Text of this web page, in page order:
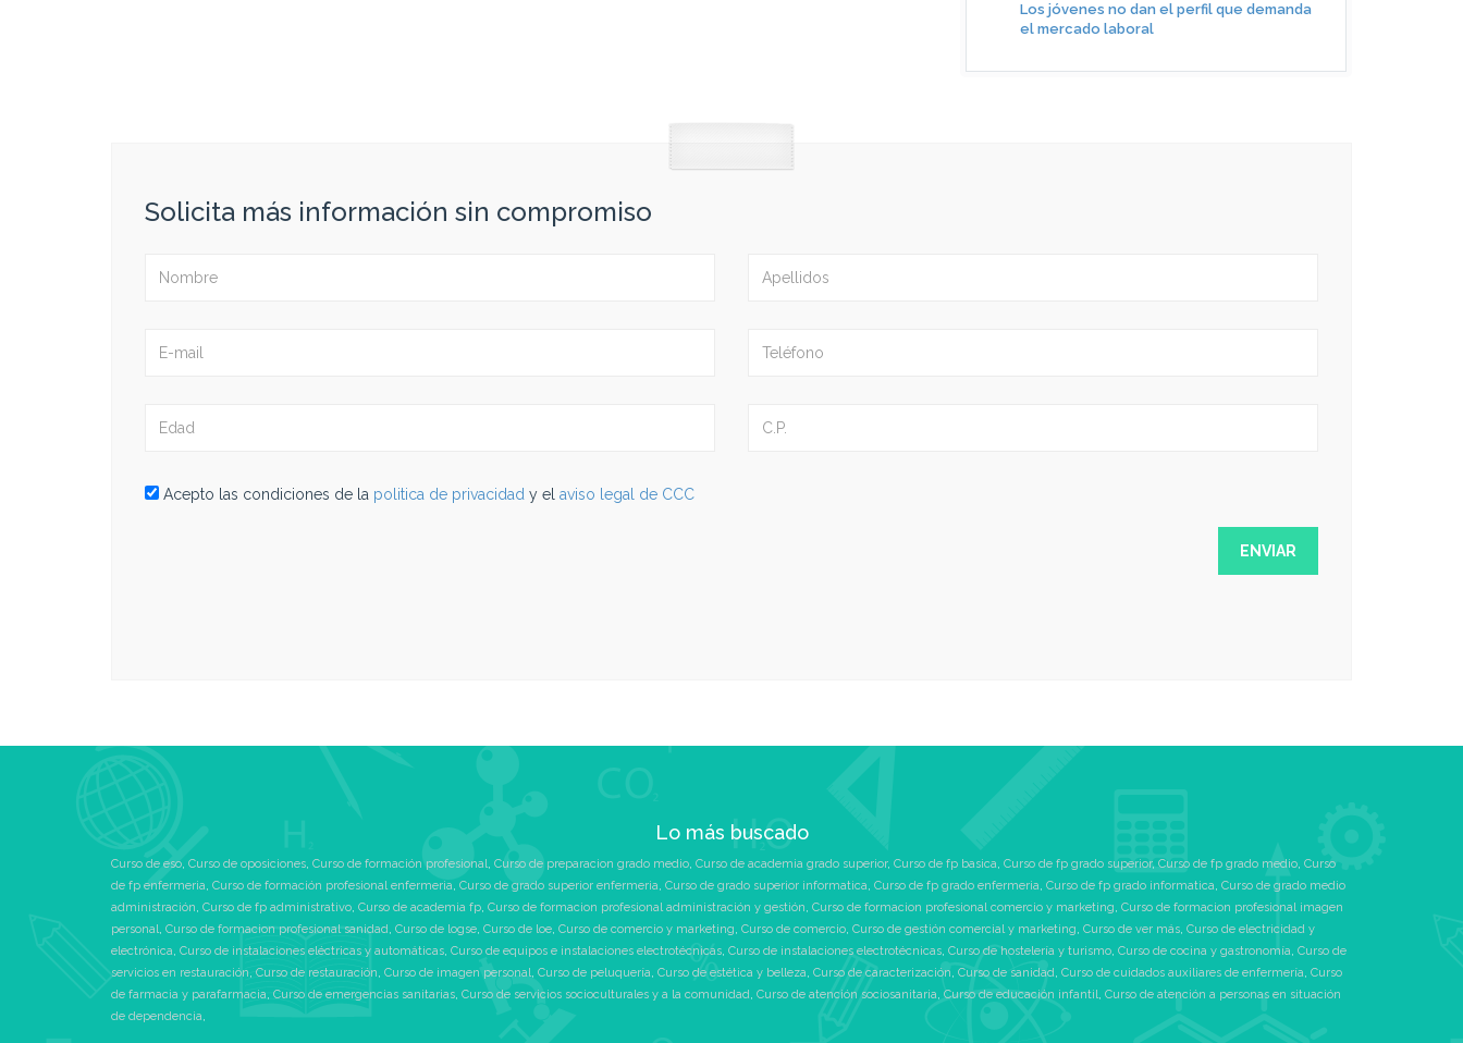
Los jóvenes no dan el perfil que demanda
el mercado laboral
Solicita más información sin compromiso
Acepto las condiciones de la politica de privacidad y el aviso legal de CCC
Lo más buscado
Curso de eso, Curso de oposiciones, Curso de formación profesional, Curso de preparacion grado medio, Curso de academia grado superior, Curso de fp basica, Curso de fp grado superior,Curso de fp grado medio, Curso
de fp enfermeria, Curso de formación profesional enfermeria, Curso de grado superior enfermeria, Curso de grado superior informatica, Curso de fp grado enfermeria, Curso de fp grado informatica, Curso de grado medio
administración, Curso de fp administrativo, Curso de academia fp, Curso de formacion profesional administración y gestión, Curso de formacion profesional comercio y marketing, Curso de formacion profesional imagen
personal, Curso de formacion profesional sanidad, Curso de logse, Curso de loe, Curso de comercio y marketing, Curso de comercio, Curso de gestión comercial y marketing, Curso de ver más, Curso de electricidad y
electrónica, Curso de instalaciones eléctricas y automáticas, Curso de equipos e instalaciones electrotécnicas, Curso de instalaciones electrotécnicas, Curso de hostelería y turismo, Curso de cocina y gastronomía, Curso de
servicios en restauración, Curso de restauración, Curso de imagen personal, Curso de peluquería, Curso de estética y belleza, Curso de caracterización, Curso de sanidad, Curso de cuidados auxiliares de enfermería, Curso
de farmacia y parafarmacia, Curso de emergencias sanitarias, Curso de servicios socioculturales y a la comunidad, Curso de atención sociosanitaria, Curso de educación infantil, Curso de atención a personas en situación
de dependencia,